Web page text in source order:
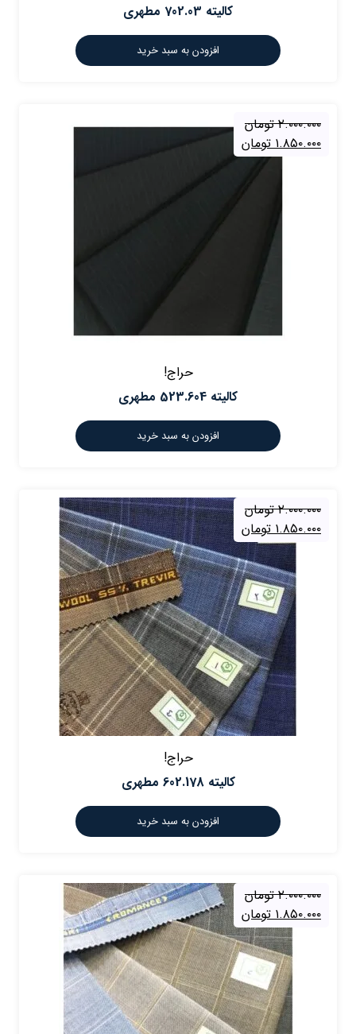
كاليته 702.03 مطهری
افزودن به سبد خرید
۲.۰۰۰.۰۰۰ تومان
۱.۸۵۰.۰۰۰ تومان
حراج!
کالیته 523.604 مطهری
افزودن به سبد خرید
۲.۰۰۰.۰۰۰ تومان
۱.۸۵۰.۰۰۰ تومان
حراج!
کالیته 602.178 مطهری
افزودن به سبد خرید
۲.۰۰۰.۰۰۰ تومان
۱.۸۵۰.۰۰۰ تومان